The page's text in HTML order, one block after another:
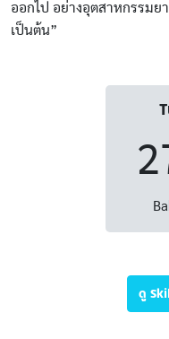
ออกไป อย่างอุตสาหกรรม
เป็นต้น”
ดู